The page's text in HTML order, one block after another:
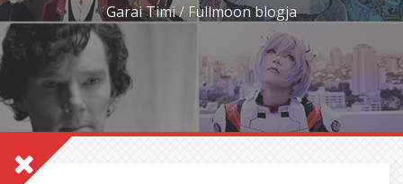
Garai Timi / Fullmoon blogja